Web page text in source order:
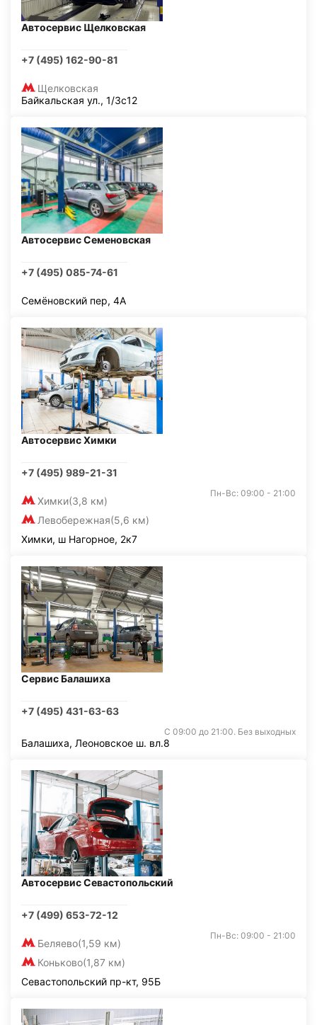
Автосервис Щелковская
+7 (495) 162-90-81
Щелковская
Байкальская ул., 1/3с12
Автосервис Семеновская
+7 (495) 085-74-61
Семёновский пер, 4А
Автосервис Химки
+7 (495) 989-21-31
Химки(3,8 км)
Левобережная(5,6 км)
Пн-Вс: 09:00 - 21:00
Химки, ш Нагорное, 2к7
Сервис Балашиха
+7 (495) 431-63-63
С 09:00 до 21:00. Без выходных
Балашиха, Леоновское ш. вл.8
Автосервис Севастопольский
+7 (499) 653-72-12
Беляево(1,59 км)
Коньково(1,87 км)
Пн-Вс: 09:00 - 21:00
Севастопольский пр-кт, 95Б